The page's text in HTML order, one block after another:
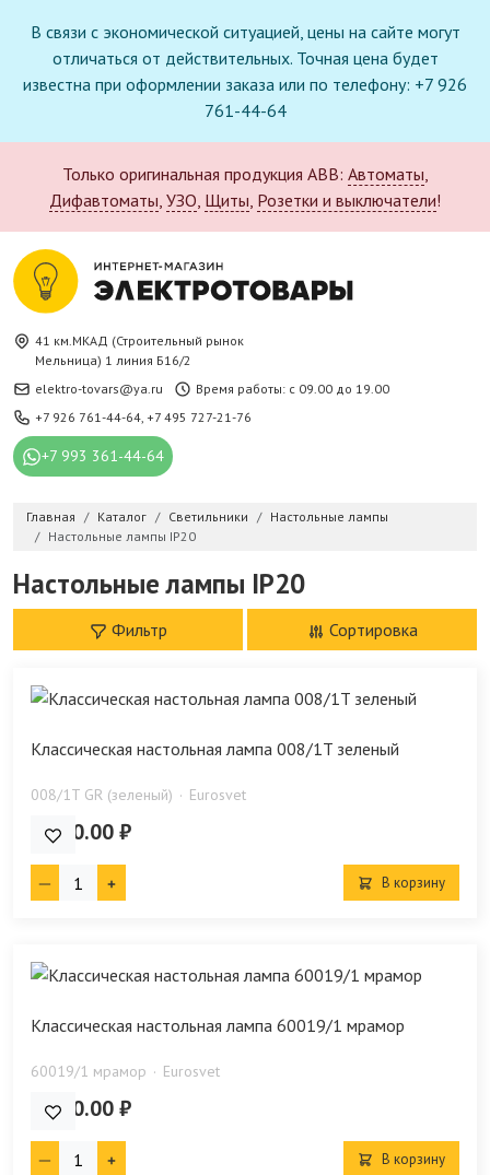
В связи с экономической ситуацией, цены на сайте могут
отличаться от действительных. Точная цена будет
известна при оформлении заказа или по телефону: +7 926
761-44-64
Только оригинальная продукция ABB: Автоматы,
Дифавтоматы, УЗО, Щиты, Розетки и выключатели!
41 км.МКАД (Строительный рынок
Мельница) 1 линия Б16/2
elektro-tovars@ya.ru
Время работы: с 09.00 до 19.00
+7 926 761-44-64, +7 495 727-21-76
+7 993 361-44-64
Главная Каталог Светильники
Настольные лампы
Настольные лампы IP20
Настольные лампы IP20
Фильтр Сортировка
Классическая настольная лампа 008/1T зеленый
008/1T GR (зеленый) Eurosvet
5 900.00 ₽
В корзину
Классическая настольная лампа 60019/1 мрамор
60019/1 мрамор Eurosvet
4 770.00 ₽
В корзину